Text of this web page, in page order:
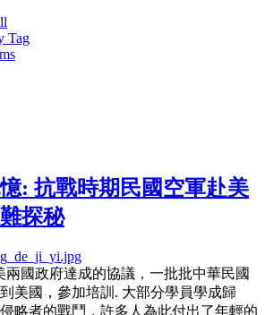
Tag
: 抗戰時期民國空軍赴美
探秘
兩國政府達成的協議，一批批中華民國
美國，參加培訓. 大部分學員學成歸
略者的戰鬥，許多人為此付出了年輕的